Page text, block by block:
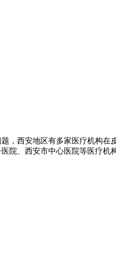
，西安地区有多家医疗机构
院、西安市中心医院等医疗机